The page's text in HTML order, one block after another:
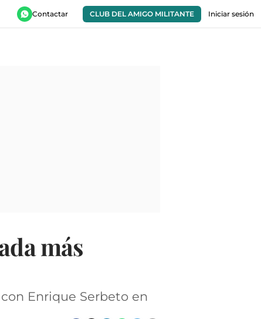
Contactar CLUB DEL AMIGO MILITANTE Iniciar sesión
más
Enrique Serbeto en